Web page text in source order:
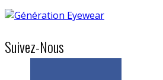
Suivez-Nous